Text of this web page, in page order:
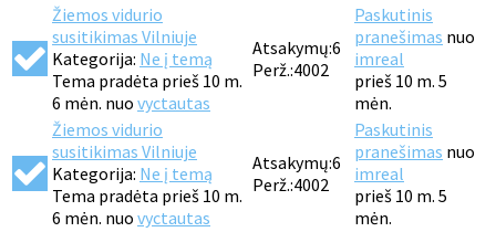
Žiemos vidurio
susitikimas Vilniuje
Kategorija: Ne į temą
Tema pradėta prieš 10 m.
6 mėn. nuo vyctautas
Atsakymų:6
Perž.:4002
Paskutinis
pranešimas nuo
imreal
prieš 10 m. 5
mėn.
Žiemos vidurio
susitikimas Vilniuje
Kategorija: Ne į temą
Tema pradėta prieš 10 m.
6 mėn. nuo vyctautas
Atsakymų:6
Perž.:4002
Paskutinis
pranešimas nuo
imreal
prieš 10 m. 5
mėn.